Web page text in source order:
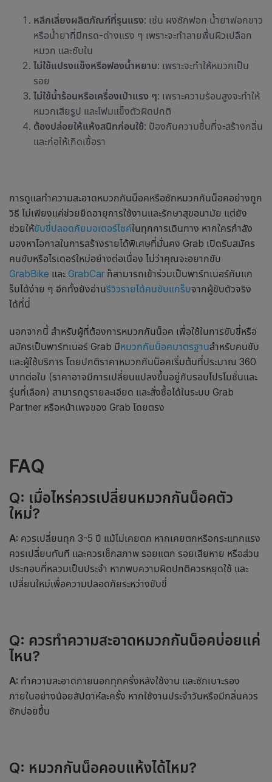
หลีกเลี่ยงผลิตภัณฑ์ที่รุนแรง: เช่น ผงซักฟอก น้ำยาฟอกขาว
หรือน้ำยาที่มีกรด-ด่างแรง ๆ เพราะจะทำลายพื้นผิวเปลือก
หมวก และซับใน
ไม่ใช้แปรงแข็งหรือฟองน้ำหยาบ: เพราะจะทำให้หมวกเป็น
รอย
ไม่ใช้น้ำร้อนหรือเครื่องเป่าแรง ๆ: เพราะความร้อนสูงจะทำให้
หมวกเสียรูป และโฟมแข็งตัวผิดปกติ
ต้องปล่อยให้แห้งสนิทก่อนใช้: ป้องกันความชื้นที่จะสร้างกลิ่น
และก่อให้เกิดเชื้อรา
การดูแลทำความสะอาดหมวกกันน็อคหรือซักหมวกกันน็อคอย่างถูก
วิธี ไม่เพียงแค่ช่วยยืดอายุการใช้งานและรักษาสุขอนามัย แต่ยัง
ช่วยให้ขับขี่ปลอดภัยมอเตอร์ไซค์ในทุกการเดินทาง หากใครกำลัง
มองหาโอกาสในการสร้างรายได้พิเศษที่มั่นคง Grab เปิดรับสมัคร
คนขับหรือไรเดอร์ใหม่อย่างต่อเนื่อง ไม่ว่าคุณจะอยากขับ
GrabBike และ GrabCar ก็สามารถเข้าร่วมเป็นพาร์ทเนอร์กับแก
ร็บได้ง่าย ๆ อีกทั้งยังอ่านรีวิวรายได้คนขับแกร็บจากผู้ขับตัวจริง
ได้ที่นี่
นอกจากนี้ สำหรับผู้ที่ต้องการหมวกกันน็อค เพื่อใช้ในการขับขี่หรือ
สมัครเป็นพาร์ทเนอร์ Grab มีหมวกกันน็อคมาตรฐานสำหรับคนขับ
และผู้ใช้บริการ โดยปกติราคาหมวกกันน็อคเริ่มต้นที่ประมาณ 360
บาทต่อใบ (ราคาอาจมีการเปลี่ยนแปลงขึ้นอยู่กับรอบโปรโมชั่นและ
รุ่นที่เลือก) สามารถดูรายละเอียด และสั่งซื้อได้ในระบบ Grab
Partner หรือหน้าเพจของ Grab โดยตรง
FAQ
Q: เมื่อไหร่ควรเปลี่ยนหมวกกันน็อคตัว
ใหม่?
A: ควรเปลี่ยนทุก 3-5 ปี แม้ไม่เคยตก หากเคยตกหรือกระแทกแรง
ควรเปลี่ยนทันที และควรเช็กสภาพ รอยแตก รอยเสียหาย หรือส่วน
ประกอบที่หลวมเป็นประจำ หากพบความผิดปกติควรหยุดใช้ และ
เปลี่ยนใหม่เพื่อความปลอดภัยระหว่างขับขี่
Q: ควรทำความสะอาดหมวกกันน็อคบ่อยแค่
ไหน?
A: ทำความสะอาดภายนอกทุกครั้งหลังใช้งาน และซักเบาะรอง
ภายในอย่างน้อยสัปดาห์ละครั้ง หากใช้งานประจำวันหรือมีกลิ่นควร
ซักบ่อยขึ้น
Q: หมวกกันน็อคอบแห้งได้ไหม?